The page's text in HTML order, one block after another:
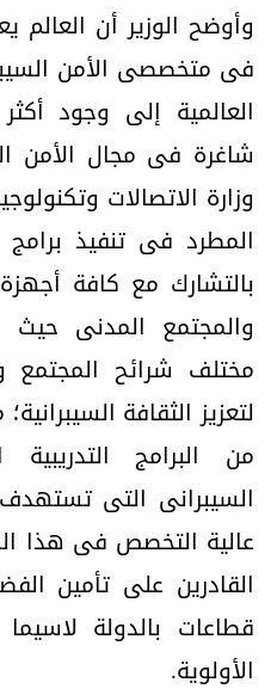
وأوضح الوزير أن
فى متخصصى الأمن
شاغرة فى مجال الأمن
وزارة الاتصالات
المطرد فى تنفيذ برامج
بالتشارك مع كافة
والمجتمع المدنى
مختلف شرائح المجتمع
لتعزيز الثقافة
من البرامج
السيبرانى التى
عالية التخصص فى هذا
القادرين على تأمين
قطاعات بالدولة
الأولوية.